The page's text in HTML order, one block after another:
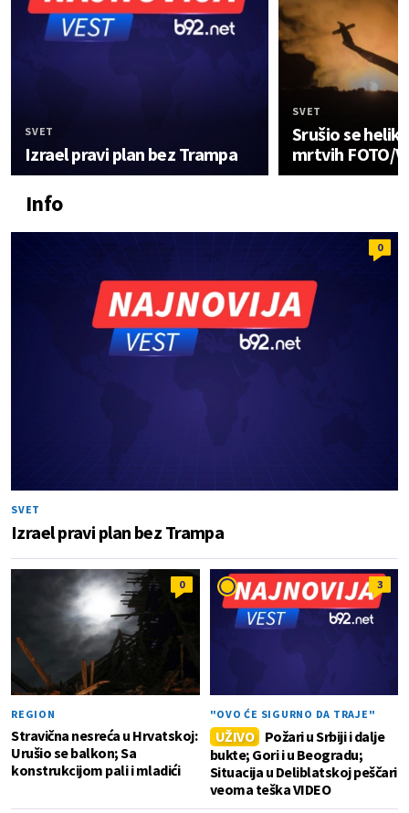
SVET
Izrael pravi plan bez Trampa
SVET
Srušio se
mrtvih FOTO/
Info
0
SVET
Izrael pravi plan bez Trampa
0
REGION
Stravična nesreća u Hrvatskoj:
Urušio se balkon; Sa
konstrukcijom pali i mladići
3
"OVO ĆE SIGURNO DA TRAJE"
UŽIVO
Požari u Srbiji i dalje
bukte; Gori i u Beogradu;
Situacija u Deliblatskoj peščari
veoma teška VIDEO